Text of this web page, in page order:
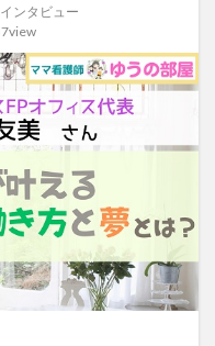
インタビュー
屋（看護師）
教えて○○先生！